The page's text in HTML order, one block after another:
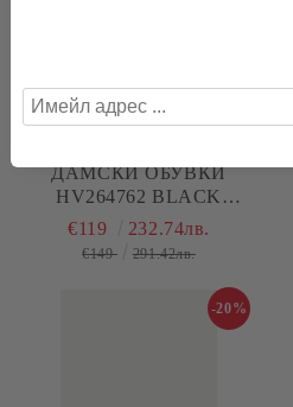
ДАМСКИ ОБУВКИ
HV264762 BLACK
HISPANITAS
€119 232.74лв.
€149 291.42лв.
-20%